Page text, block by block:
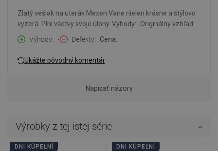
Zlatý vešiak na uterák Mexen Vane nielen krásne a štýlovo
vyzerá. Plní všetky svoje úlohy. Výhody: -Originálny vzhľad
Výhody
- Defekty Cena.
Ukážte pôvodný komentár
Napísať názory
Výrobky z tej istej série
DNI KÚPEĽNÍ DNI KÚPEĽNÍ